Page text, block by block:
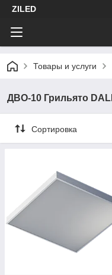
ZILED
Товары и услуги
ДВО-10 Грильято DALI
Сортировка